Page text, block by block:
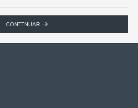
CONTINUAR